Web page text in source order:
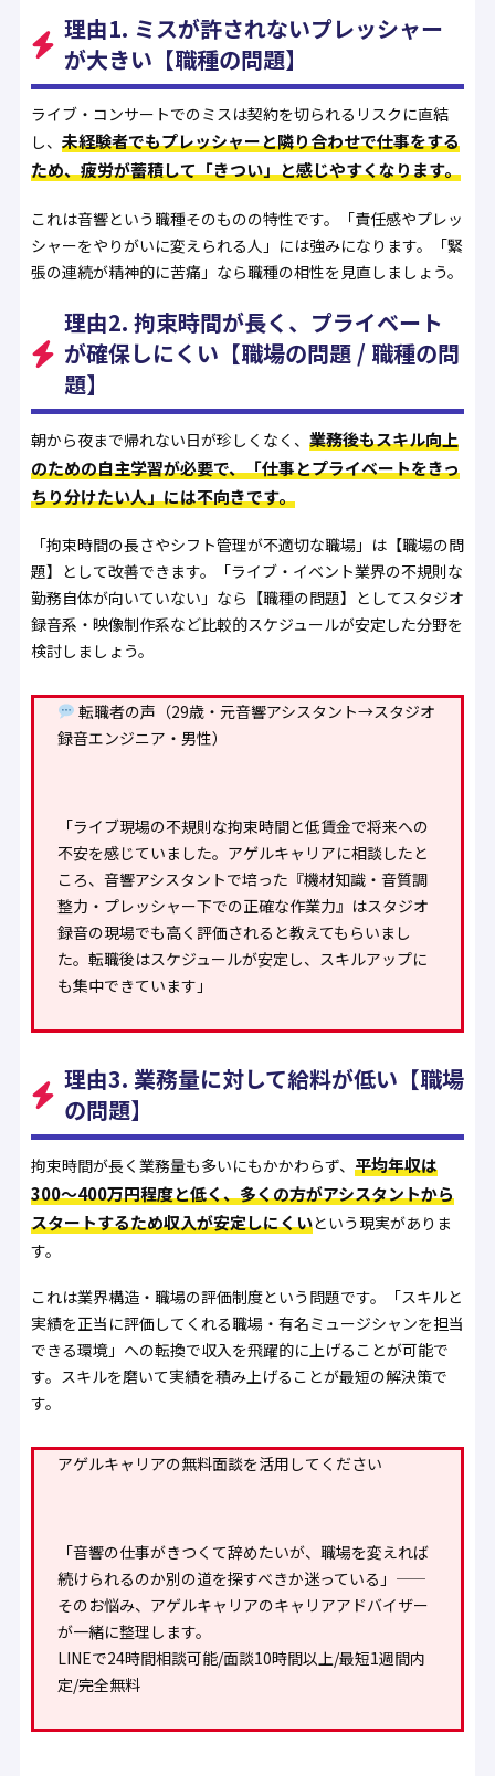
理由1. ミスが許されないプレッシャー
が大きい【職種の問題】
ライブ・コンサートでのミスは契約を切られるリスクに直結
し、 未経験者でもプレッシャーと隣り合わせで仕事をする
ため、疲労が蓄積して「きつい」と感じやすくなります。
これは音響という職種そのものの特性です。「責任感やプレッ
シャーをやりがいに変えられる人」には強みになります。「緊
張の連続が精神的に苦痛」なら職種の相性を見直しましょう。
理由2. 拘束時間が長く、プライベート
が確保しにくい【職場の問題 / 職種の問
題】
朝から夜まで帰れない日が珍しくなく、 業務後もスキル向上
のための自主学習が必要で、「仕事とプライベートをきっ
ちり分けたい人」には不向きです。
「拘束時間の長さやシフト管理が不適切な職場」は【職場の問
題】として改善できます。「ライブ・イベント業界の不規則な
勤務自体が向いていない」なら【職種の問題】としてスタジオ
録音系・映像制作系など比較的スケジュールが安定した分野を
検討しましょう。
転職者の声（29歳・元音響アシスタント→スタジオ
録音エンジニア・男性）
「ライブ現場の不規則な拘束時間と低賃金で将来への
不安を感じていました。アゲルキャリアに相談したと
ころ、音響アシスタントで培った『機材知識・音質調
整力・プレッシャー下での正確な作業力』はスタジオ
録音の現場でも高く評価されると教えてもらいまし
た。転職後はスケジュールが安定し、スキルアップに
も集中できています」
理由3. 業務量に対して給料が低い【職場
の問題】
拘束時間が長く業務量も多いにもかかわらず、 平均年収は
300〜400万円程度と低く、多くの方がアシスタントから
スタートするため収入が安定しにくいという現実がありま
す。
これは業界構造・職場の評価制度という問題です。「スキルと
実績を正当に評価してくれる職場・有名ミュージシャンを担当
できる環境」への転換で収入を飛躍的に上げることが可能で
す。スキルを磨いて実績を積み上げることが最短の解決策で
す。
アゲルキャリアの無料面談を活用してください
「音響の仕事がきつくて辞めたいが、職場を変えれば
続けられるのか別の道を探すべきか迷っている」——
そのお悩み、アゲルキャリアのキャリアアドバイザー
が一緒に整理します。
LINEで24時間相談可能/面談10時間以上/最短1週間内
定/完全無料